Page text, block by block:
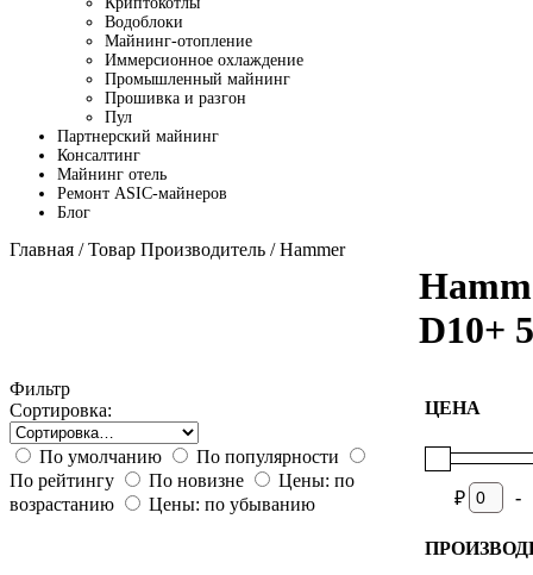
Водоблоки
Майнинг-отопление
Иммерсионное охлаждение
Промышленный майнинг
Прошивка и разгон
Пул
Партнерский майнинг
Консалтинг
Майнинг отель
Ремонт ASIC-майнеров
Блог
Главная / Товар Производитель / Hammer
D10+
Фильтр
Сортировка:
По умолчанию
По популярности
По рейтингу
По новизне
Цены: по
возрастанию
Цены: по убыванию
ЦЕНА
₽ -